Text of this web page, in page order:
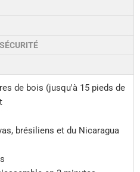
de bois (jusqu'à 15 pieds de
brésiliens et du Nicaragua